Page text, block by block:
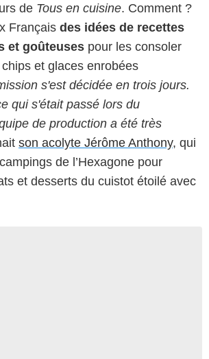
de Tous en cuisine. Comment ?
Français des idées de recettes
et goûteuses pour les consoler
et glaces enrobées
s'est décidée en trois jours.
qui s'était passé lors du
de production a été très
son acolyte Jérôme Anthony, qui
de l’Hexagone pour
et desserts du cuistot étoilé avec